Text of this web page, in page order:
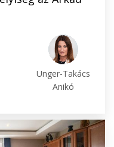
Unger-Takács
Anikó